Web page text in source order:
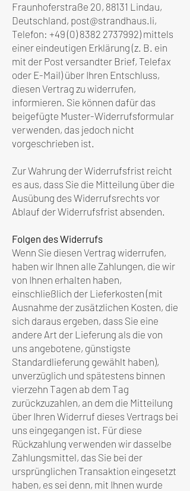
Fraunhoferstraße 20, 88131 Lindau,
Deutschland, post@strandhaus.li,
Telefon: +49 (0) 8382 2737992) mittels
einer eindeutigen Erklärung (z. B. ein
mit der Post versandter Brief, Telefax
oder E-Mail) über Ihren Entschluss,
diesen Vertrag zu widerrufen,
informieren. Sie können dafür das
beigefügte Muster-Widerrufsformular
verwenden, das jedoch nicht
vorgeschrieben ist.
Zur Wahrung der Widerrufsfrist reicht
es aus, dass Sie die Mitteilung über die
Ausübung des Widerrufsrechts vor
Ablauf der Widerrufsfrist absenden.
Folgen des Widerrufs
Wenn Sie diesen Vertrag widerrufen,
haben wir Ihnen alle Zahlungen, die wir
von Ihnen erhalten haben,
einschließlich der Lieferkosten (mit
Ausnahme der zusätzlichen Kosten, die
sich daraus ergeben, dass Sie eine
andere Art der Lieferung als die von
uns angebotene, günstigste
Standardlieferung gewählt haben),
unverzüglich und spätestens binnen
vierzehn Tagen ab dem Tag
zurückzuzahlen, an dem die Mitteilung
über Ihren Widerruf dieses Vertrags bei
uns eingegangen ist. Für diese
Rückzahlung verwenden wir dasselbe
Zahlungsmittel, das Sie bei der
ursprünglichen Transaktion eingesetzt
haben, es sei denn, mit Ihnen wurde